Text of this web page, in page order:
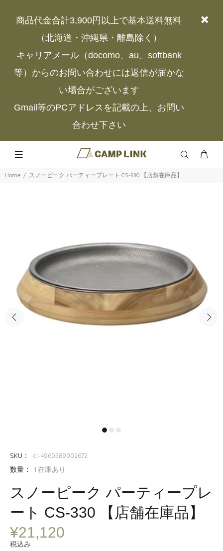
商品代金合計3,900円以上で基本送料無料
（北海道・沖縄県・離島除く）
キャリアメール（docomo、au、softbank
等）からのお問い合わせには返信が届かな
い場合がございます
Gmail等のPCアドレスを記載の上、お問い
合わせ下さい
Home スノーピーク パーティープレート CS-330 【店舗在庫品】
SKU：
cl-4960589002672
数量： 1在庫あり
スノーピーク パーティープレ
ート CS-330 【店舗在庫品】
¥21,120
税込み